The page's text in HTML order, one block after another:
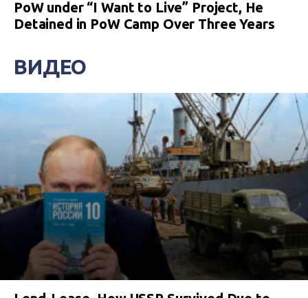
PoW under “I Want to Live” Project, He
Detained in PoW Camp Over Three Years
ВИДЕО